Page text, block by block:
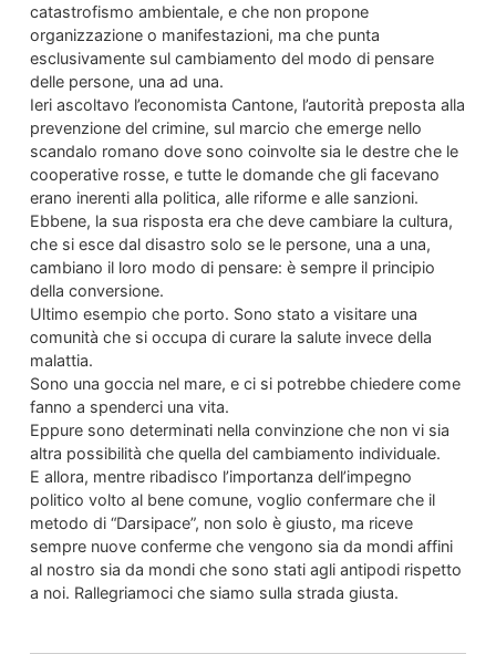
catastrofismo ambientale, e che non propone
organizzazione o manifestazioni, ma che punta
esclusivamente sul cambiamento del modo di pensare
delle persone, una ad una.
Ieri ascoltavo l’economista Cantone, l’autorità preposta alla
prevenzione del crimine, sul marcio che emerge nello
scandalo romano dove sono coinvolte sia le destre che le
cooperative rosse, e tutte le domande che gli facevano
erano inerenti alla politica, alle riforme e alle sanzioni.
Ebbene, la sua risposta era che deve cambiare la cultura,
che si esce dal disastro solo se le persone, una a una,
cambiano il loro modo di pensare: è sempre il principio
della conversione.
Ultimo esempio che porto. Sono stato a visitare una
comunità che si occupa di curare la salute invece della
malattia.
Sono una goccia nel mare, e ci si potrebbe chiedere come
fanno a spenderci una vita.
Eppure sono determinati nella convinzione che non vi sia
altra possibilità che quella del cambiamento individuale.
E allora, mentre ribadisco l’importanza dell’impegno
politico volto al bene comune, voglio confermare che il
metodo di “Darsipace”, non solo è giusto, ma riceve
sempre nuove conferme che vengono sia da mondi affini
al nostro sia da mondi che sono stati agli antipodi rispetto
a noi. Rallegriamoci che siamo sulla strada giusta.